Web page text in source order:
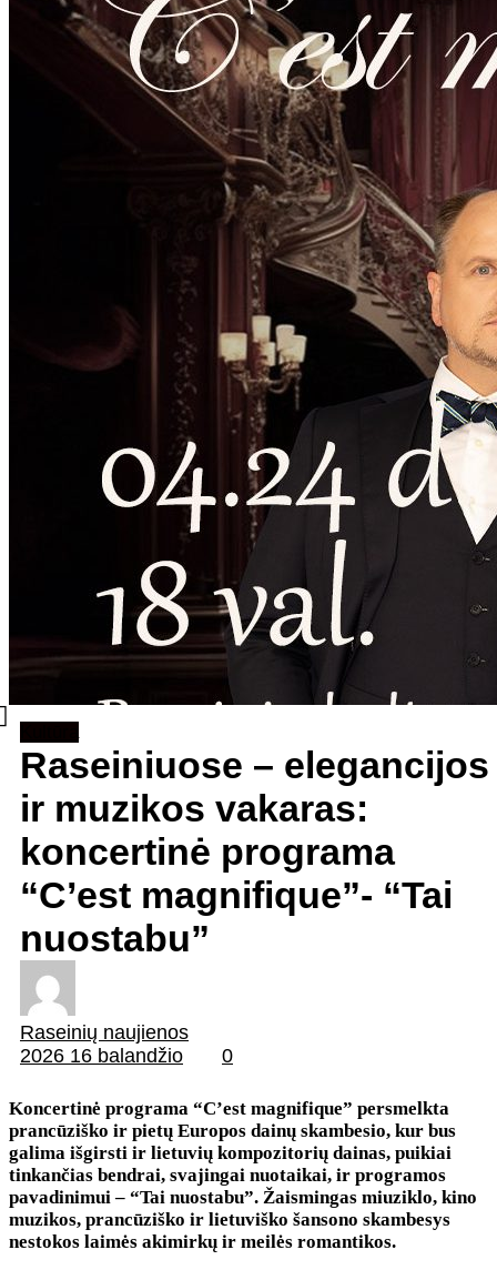
Raseiniuose – elegancijos
ir muzikos vakaras:
koncertinė programa
“C’est magnifique”- “Tai
nuostabu”
Raseinių naujienos
2026 16 balandžio
0
Koncertinė programa “C’est magnifique” persmelkta
prancūziško ir pietų Europos dainų skambesio, kur bus
galima išgirsti ir lietuvių kompozitorių dainas, puikiai
tinkančias bendrai, svajingai nuotaikai, ir programos
pavadinimui – “Tai nuostabu”. Žaismingas miuziklo, kino
muzikos, prancūziško ir lietuviško šansono skambesys
nestokos laimės akimirkų ir meilės romantikos.